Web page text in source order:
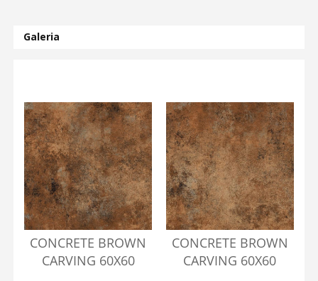
Galeria
CONCRETE BROWN
CARVING 60X60
CONCRETE BROWN
CARVING 60X60